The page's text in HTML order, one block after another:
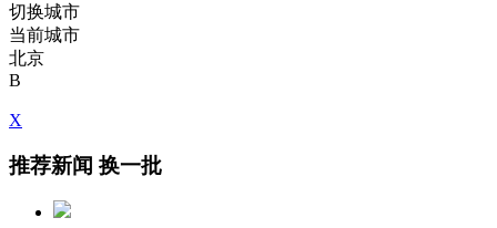
切换城市
当前城市
北京
B
X
推荐新闻 换一批